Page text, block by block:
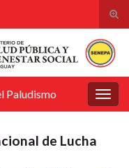
el
de
la
Paludismo
de Lucha